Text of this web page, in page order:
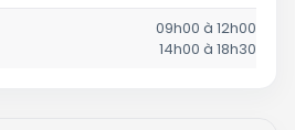
09h00 à 12h00
14h00 à 18h30